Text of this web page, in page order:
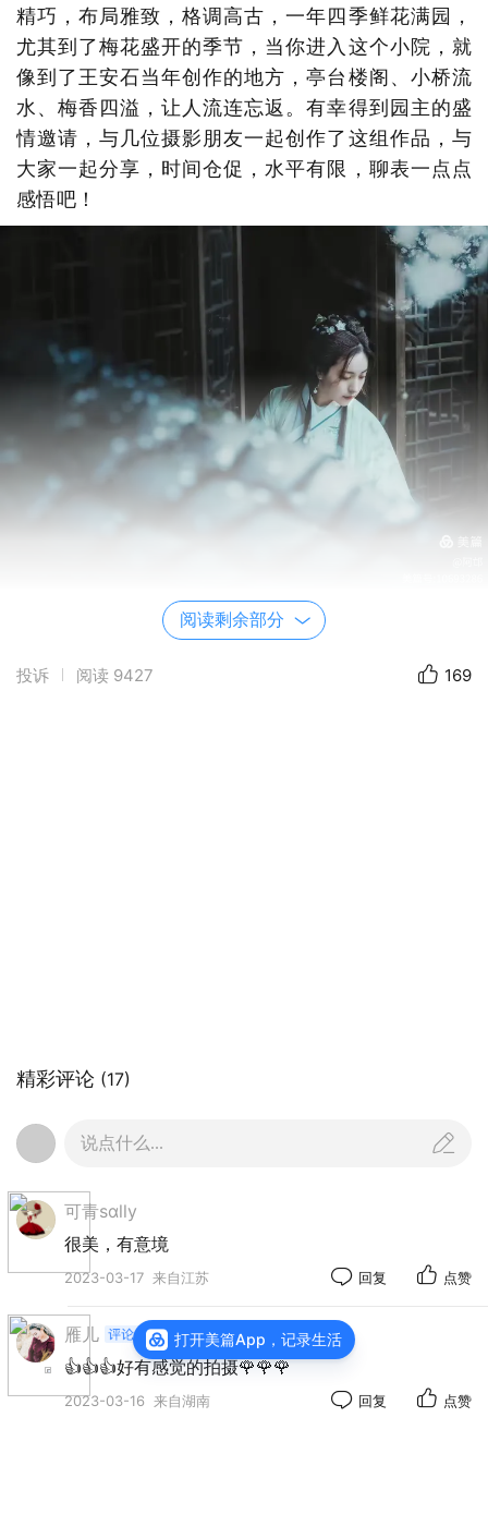
精巧，布局雅致，格调高古，一年四季鲜花满园，
尤其到了梅花盛开的季节，当你进入这个小院，就
像到了王安石当年创作的地方，亭台楼阁、小桥流
水、梅香四溢，让人流连忘返。有幸得到园主的盛
情邀请，与几位摄影朋友一起创作了这组作品，与
大家一起分享，时间仓促，水平有限，聊表一点点
感悟吧！
阅读剩余部分
投诉 阅读 9427 169
精彩评论 (17)
说点什么...
可青sαlly
很美，有意境
2023-03-17 来自江苏 回复 点赞
雁儿
👍👍👍好有感觉的拍摄🌹🌹🌹
2023-03-16 来自湖南 回复 点赞
打开美篇App，记录生活